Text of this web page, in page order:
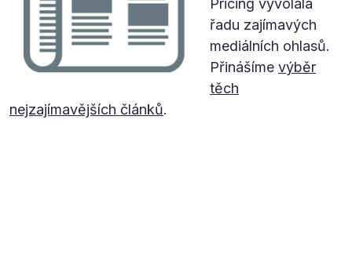
Pricing vyvolala
řadu zajímavých
mediálních ohlasů.
Přinášíme výběr
těch
nejzajímavějších článků.